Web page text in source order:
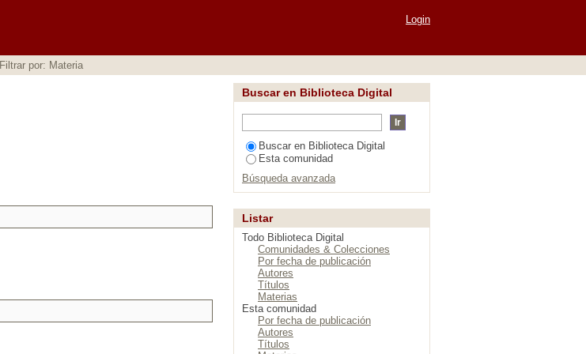
Login
Filtrar por: Materia
Buscar en Biblioteca Digital
Buscar en Biblioteca Digital
Esta comunidad
Búsqueda avanzada
Listar
Todo Biblioteca Digital
Comunidades & Colecciones
Por fecha de publicación
Autores
Títulos
Materias
Esta comunidad
Por fecha de publicación
Autores
Títulos